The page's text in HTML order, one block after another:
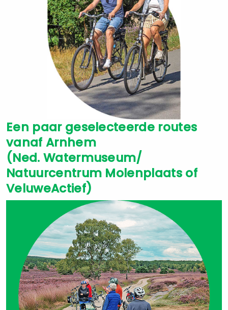
Een paar geselecteerde routes
vanaf Arnhem
(Ned. Watermuseum/
Natuurcentrum Molenplaats of
VeluweActief)